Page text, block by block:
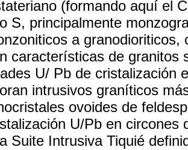
(formando aquí el
S, principalmente
a
características de granitos
U/ Pb de cristalización
intrusivos graníticos
ovoides de
U/Pb en circones
Suite Intrusiva Tiquié